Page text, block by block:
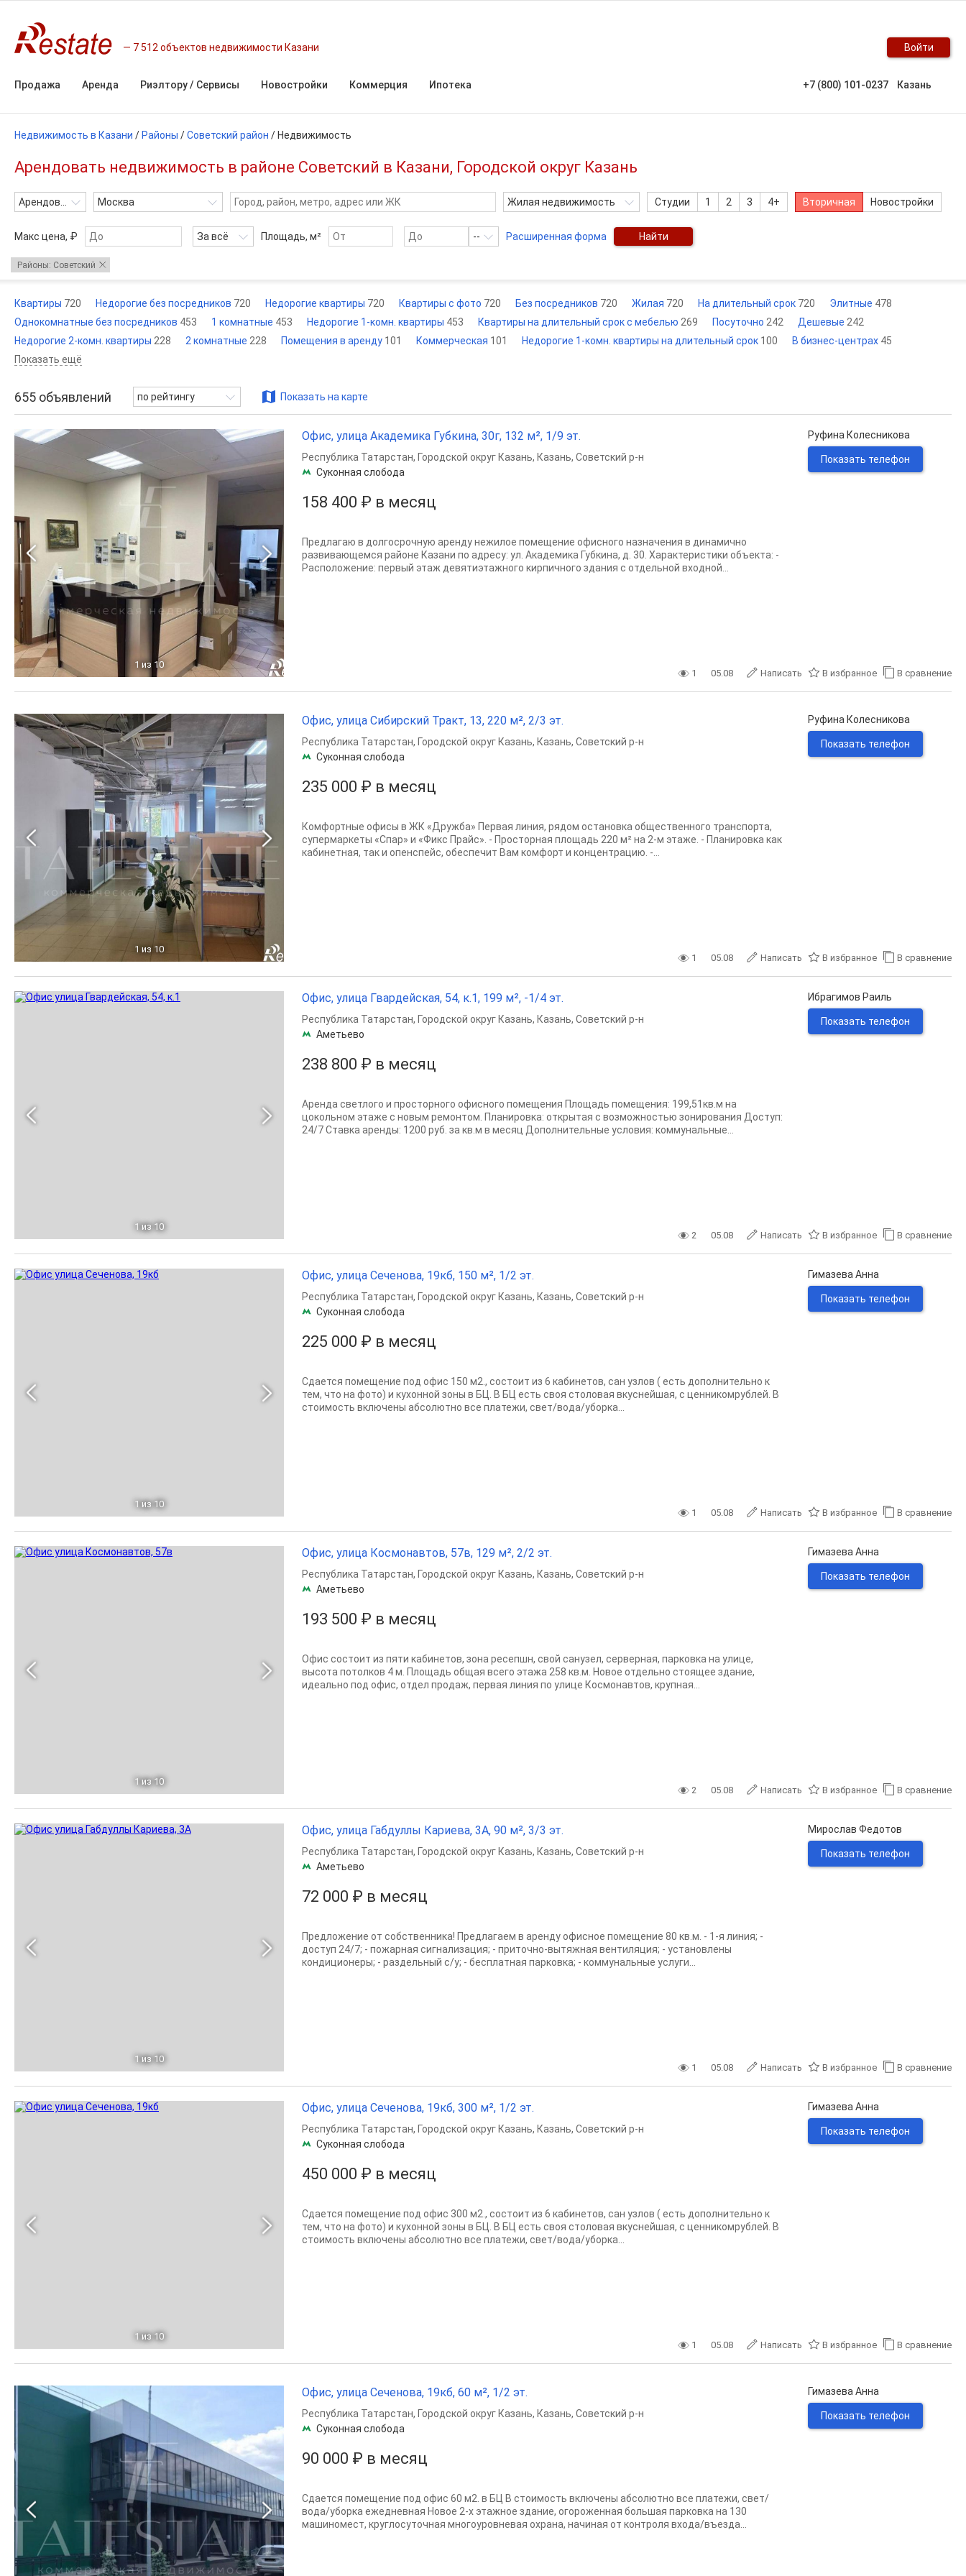
7 512 объектов недвижимости Казани Войти
Продажа Аренда Риэлтору / Сервисы Новостройки Коммерция Ипотека +7 (800) 101-0237 Казань
Недвижимость в Казани / Районы /Советский район / Недвижимость
Арендовать недвижимость в районе Советский в Казани, Городской округ Казань
Арендовать Москва Жилая недвижимость Студии 1 2 3 4+ Вторичная Новостройки
Макс цена, ₽ За всё Площадь, м² -- Расширенная форма Найти
Районы: Советский
Квартиры 720 Недорогие без посредников 720 Недорогие квартиры 720 Квартиры с фото 720 Без посредников 720 Жилая 720 На длительный срок 720 Элитные 478
Однокомнатные без посредников 453 1 комнатные 453 Недорогие 1-комн. квартиры 453 Квартиры на длительный срок с мебелью 269 Посуточно 242 Дешевые 242
Недорогие 2-комн. квартиры 228 2 комнатные 228 Помещения в аренду 101 Коммерческая 101 Недорогие 1-комн. квартиры на длительный срок 100 В бизнес-центрах 45
Показать ещё
655 объявлений по рейтингу Показать на карте
1 из 10
Офис, улица Академика Губкина, 30г, 132 м², 1/9 эт.
158 400 ₽ в месяц
Республика Татарстан, Городской округ Казань, Казань, Советский р-н
Суконная слобода
Предлагаю в долгосрочную аренду нежилое помещение офисного назначения в динамично
развивающемся районе Казани по адресу: ул. Академика Губкина, д. 30. Характеристики объекта: -
Расположение: первый этаж девятиэтажного кирпичного здания с отдельной входной...
Руфина Колесникова
Показать телефон
1 05.08 Написать В избранное В сравнение
1 из 10
Офис, улица Сибирский Тракт, 13, 220 м², 2/3 эт.
235 000 ₽ в месяц
Республика Татарстан, Городской округ Казань, Казань, Советский р-н
Суконная слобода
Комфортные офисы в ЖК «Дружба» Первая линия, рядом остановка общественного транспорта,
супермаркеты «Спар» и «Фикс Прайс». - Просторная площадь 220 м² на 2-м этаже. - Планировка как
кабинетная, так и опенспейс, обеспечит Вам комфорт и концентрацию. -...
Руфина Колесникова
Показать телефон
1 05.08 Написать В избранное В сравнение
1 из 10
Офис, улица Гвардейская, 54, к.1, 199 м², -1/4 эт.
238 800 ₽ в месяц
Республика Татарстан, Городской округ Казань, Казань, Советский р-н
Аметьево
Аренда светлого и просторного офисного помещения Площадь помещения: 199,51кв.м на
цокольном этаже с новым ремонтом. Планировка: открытая с возможностью зонирования Доступ:
24/7 Ставка аренды: 1200 руб. за кв.м в месяц Дополнительные условия: коммунальные...
Ибрагимов Раиль
Показать телефон
2 05.08 Написать В избранное В сравнение
1 из 10
Офис, улица Сеченова, 19кб, 150 м², 1/2 эт.
225 000 ₽ в месяц
Республика Татарстан, Городской округ Казань, Казань, Советский р-н
Суконная слобода
Сдается помещение под офис 150 м2., состоит из 6 кабинетов, сан узлов ( есть дополнительно к
тем, что на фото) и кухонной зоны в БЦ. В БЦ есть своя столовая вкуснейшая, с ценникомрублей. В
стоимость включены абсолютно все платежи, свет/вода/уборка...
Гимазева Анна
Показать телефон
1 05.08 Написать В избранное В сравнение
1 из 10
Офис, улица Космонавтов, 57в, 129 м², 2/2 эт.
193 500 ₽ в месяц
Республика Татарстан, Городской округ Казань, Казань, Советский р-н
Аметьево
Офис состоит из пяти кабинетов, зона ресепшн, свой санузел, серверная, парковка на улице,
высота потолков 4 м. Площадь общая всего этажа 258 кв.м. Новое отдельно стоящее здание,
идеально под офис, отдел продаж, первая линия по улице Космонавтов, крупная...
Гимазева Анна
Показать телефон
2 05.08 Написать В избранное В сравнение
1 из 10
Офис, улица Габдуллы Кариева, 3А, 90 м², 3/3 эт.
72 000 ₽ в месяц
Республика Татарстан, Городской округ Казань, Казань, Советский р-н
Аметьево
Предложение от собственника! Предлагаем в аренду офисное помещение 80 кв.м. - 1-я линия; -
доступ 24/7; - пожарная сигнализация; - приточно-вытяжная вентиляция; - установлены
кондиционеры; - раздельный с/у; - бесплатная парковка; - коммунальные услуги...
Мирослав Федотов
Показать телефон
1 05.08 Написать В избранное В сравнение
1 из 10
Офис, улица Сеченова, 19кб, 300 м², 1/2 эт.
450 000 ₽ в месяц
Республика Татарстан, Городской округ Казань, Казань, Советский р-н
Суконная слобода
Сдается помещение под офис 300 м2., состоит из 6 кабинетов, сан узлов ( есть дополнительно к
тем, что на фото) и кухонной зоны в БЦ. В БЦ есть своя столовая вкуснейшая, с ценникомрублей. В
стоимость включены абсолютно все платежи, свет/вода/уборка...
Гимазева Анна
Показать телефон
1 05.08 Написать В избранное В сравнение
Офис, улица Сеченова, 19кб, 60 м², 1/2 эт.
90 000 ₽ в месяц
Республика Татарстан, Городской округ Казань, Казань, Советский р-н
Суконная слобода
Сдается помещение под офис 60 м2. в БЦ В стоимость включены абсолютно все платежи, свет/
вода/уборка ежедневная Новое 2-х этажное здание, огороженная большая парковка на 130
машиномест, круглосуточная многоуровневая охрана, начиная от контроля входа/въезда...
Гимазева Анна
Показать телефон